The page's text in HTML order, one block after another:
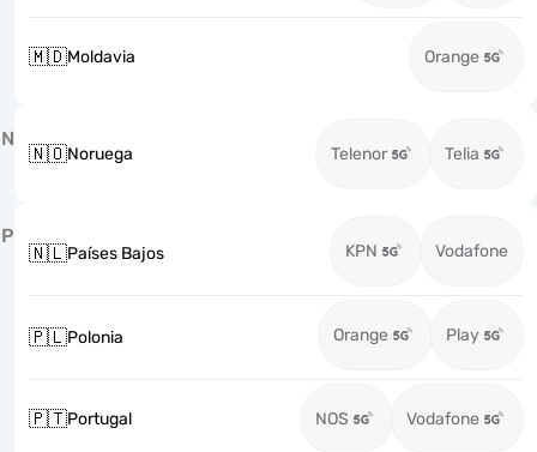
🇲🇩Moldavia Orange
N
🇳🇴Noruega Telenor Telia
P
🇳🇱Países Bajos KPN Vodafone
🇵🇱Polonia Orange Play
🇵🇹Portugal NOS Vodafone